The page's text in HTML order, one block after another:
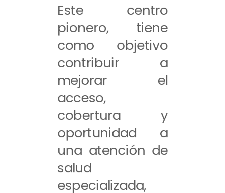
Este centro
pionero, tiene
como objetivo
contribuir a
mejorar el
acceso,
cobertura y
oportunidad a
una atención de
salud
especializada,